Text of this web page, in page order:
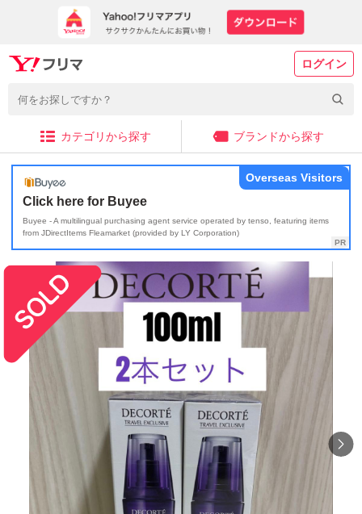
ログイン
カテゴリから探す ブランドから探す
Click here for Buyee
Buyee - A multilingual purchasing agent service operated by tenso, featuring items
from JDirectItems Fleamarket (provided by LY Corporation)
Overseas Visitors